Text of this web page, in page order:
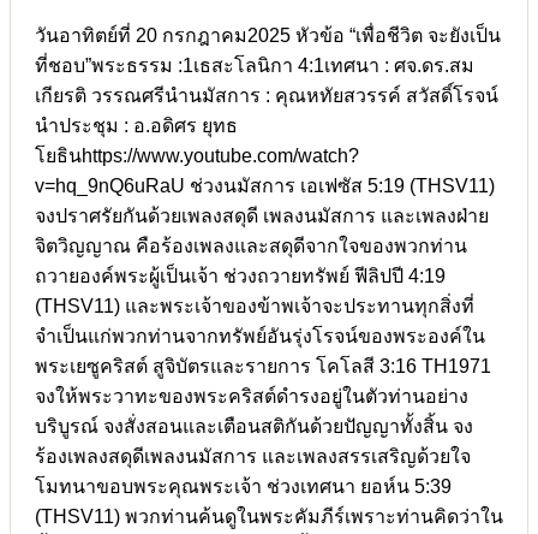
วันอาทิตย์ที่ 20 กรกฎาคม2025 หัวข้อ “เพื่อชีวิต จะยังเป็น
ที่ชอบ”พระธรรม :1เธสะโลนิกา 4:1เทศนา : ศจ.ดร.สม
เกียรติ วรรณศรีนำนมัสการ : คุณหทัยสวรรค์ สวัสดิ์โรจน์
นำประชุม : อ.อดิศร ยุทธ
โยธินhttps://www.youtube.com/watch?
v=hq_9nQ6uRaU ช่วงนมัสการ เอเฟซัส 5:19 (THSV11)
จงปราศรัยกันด้วยเพลงสดุดี เพลงนมัสการ และเพลงฝ่าย
จิตวิญญาณ คือร้องเพลงและสดุดีจากใจของพวกท่าน
ถวายองค์พระผู้เป็นเจ้า ช่วงถวายทรัพย์ ฟีลิปปี 4:19
(THSV11) และพระเจ้าของข้าพเจ้าจะประทานทุกสิ่งที่
จำเป็นแก่พวกท่านจากทรัพย์อันรุ่งโรจน์ของพระองค์ใน
พระเยซูคริสต์ สูจิบัตรและรายการ โคโลสี 3:16 TH1971
จงให้พระวาทะของพระคริสต์ดำรงอยู่ในตัวท่านอย่าง
บริบูรณ์ จงสั่งสอนและเตือนสติกันด้วยปัญญาทั้งสิ้น จง
ร้องเพลงสดุดีเพลงนมัสการ และเพลงสรรเสริญด้วยใจ
โมทนาขอบพระคุณพระเจ้า ช่วงเทศนา ยอห์น 5:39
(THSV11) พวกท่านค้นดูในพระคัมภีร์เพราะท่านคิดว่าใน